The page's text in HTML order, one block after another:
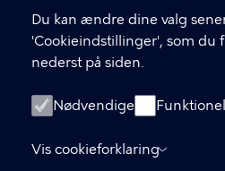
Du kan ændre dine valg
'Cookieindstillinger', som du
nederst på siden.
Nødvendige
Vis cookieforklaring
Digital Post
Databeskyttelse
Tilgængelighedserklæring
Om hjemmesiden